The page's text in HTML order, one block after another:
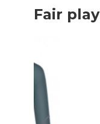
Fair